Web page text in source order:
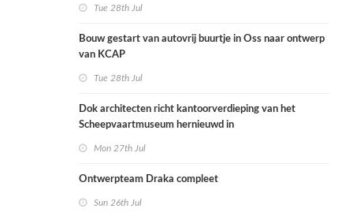
Tue 28th Jul
Bouw gestart van autovrij buurtje in Oss naar ontwerp
van KCAP
Tue 28th Jul
Dok architecten richt kantoorverdieping van het
Scheepvaartmuseum hernieuwd in
Mon 27th Jul
Ontwerpteam Draka compleet
Sun 26th Jul